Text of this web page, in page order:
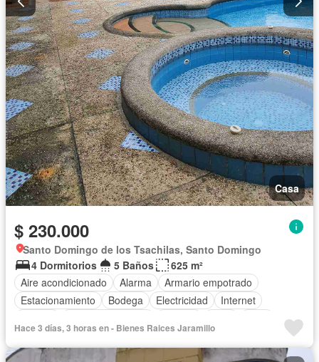
Casa
$ 230.000
Santo Domingo de los Tsachilas, Santo Domingo
4 Dormitorios
5 Baños
625 m²
Aire acondicionado
Alarma
Armario empotrado
Estacionamiento
Bodega Electricidad
Internet
Conserje
Jardín Parrilla
Garita de guardianía
Gimnasio
Biblioteca Sauna Piscina
Seguridad
Hace 3 días, 3 horas en - Bienes Raices Jaramillo